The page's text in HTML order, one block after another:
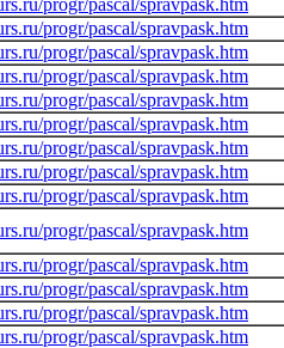
progr/pascal/spravpask.htm
progr/pascal/spravpask.htm
progr/pascal/spravpask.htm
progr/pascal/spravpask.htm
progr/pascal/spravpask.htm
progr/pascal/spravpask.htm
progr/pascal/spravpask.htm
progr/pascal/spravpask.htm
progr/pascal/spravpask.htm
progr/pascal/spravpask.htm
progr/pascal/spravpask.htm
progr/pascal/spravpask.htm
progr/pascal/spravpask.htm
progr/pascal/spravpask.htm